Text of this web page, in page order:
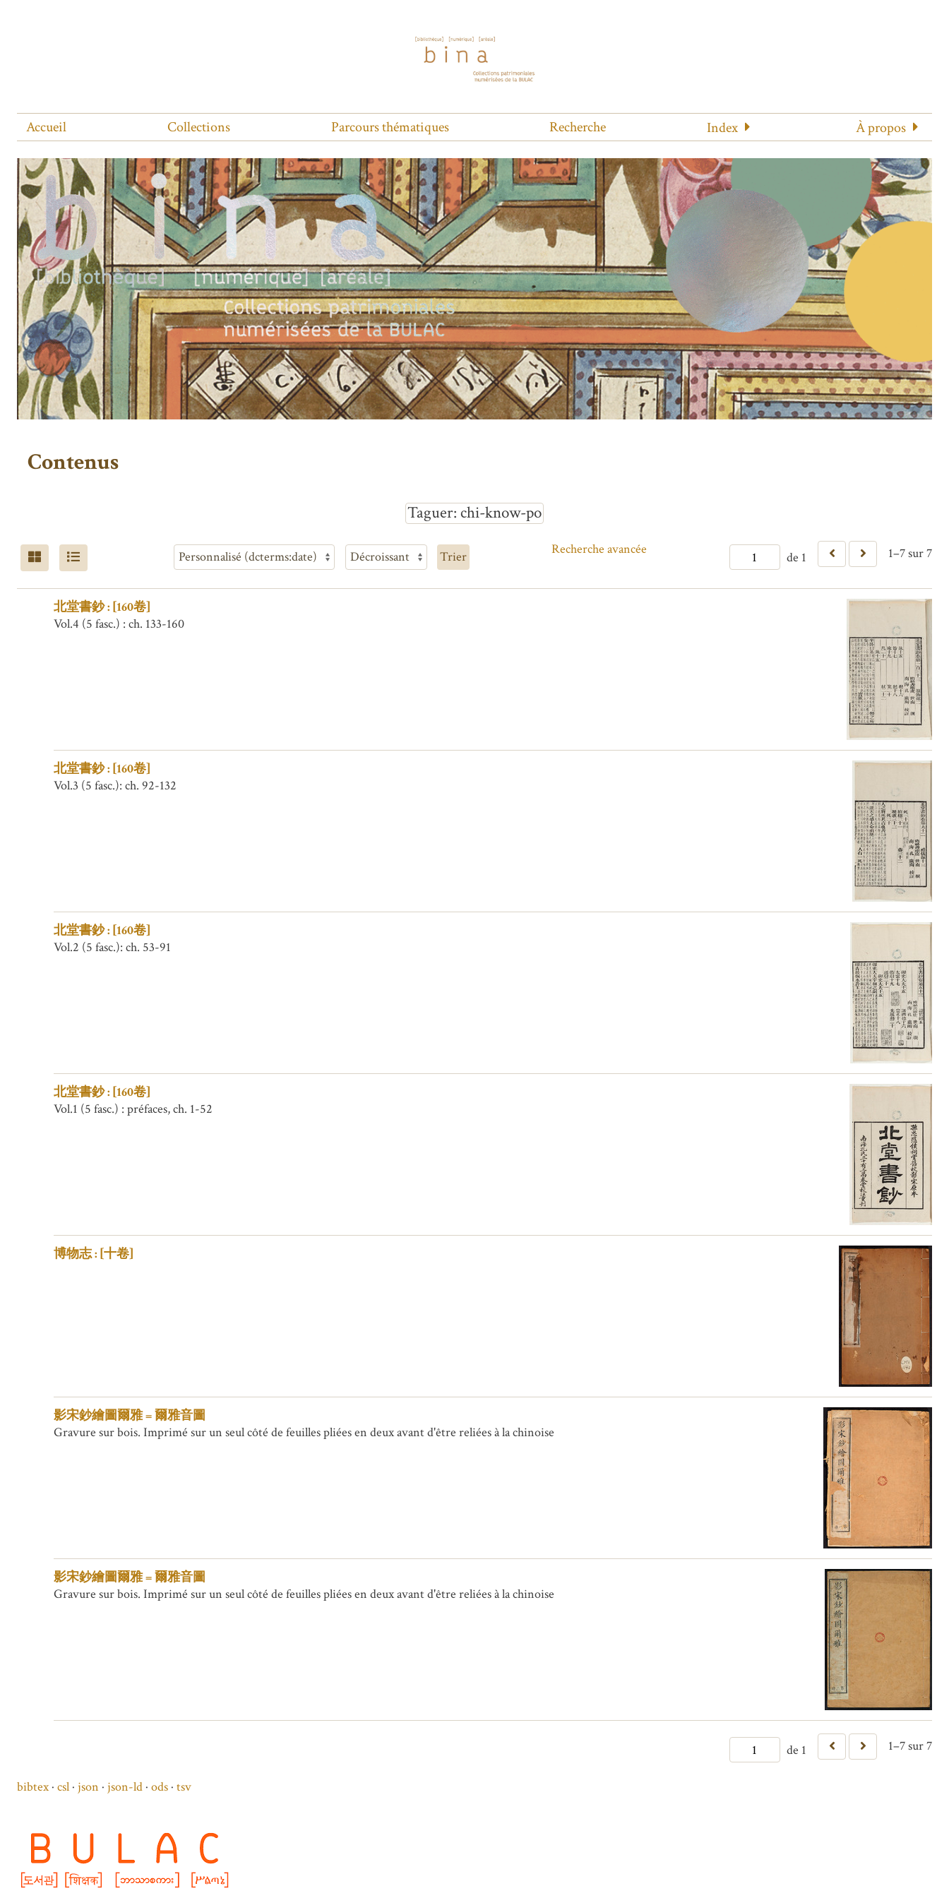
Accueil Collections Parcours thématiques Recherche Index À propos
Contenus
Taguer chi-know-po
de 1 1–7 sur 7
Recherche avancée
Trier
北堂書鈔 : [160卷]
Vol.4 (5 fasc.) : ch. 133-160
北堂書鈔 : [160卷]
Vol.3 (5 fasc.): ch. 92-132
北堂書鈔 : [160卷]
Vol.2 (5 fasc.): ch. 53-91
北堂書鈔 : [160卷]
Vol.1 (5 fasc.) : préfaces, ch. 1-52
博物志 : [十卷]
影宋鈔繪圖爾雅 = 爾雅音圖
Gravure sur bois. Imprimé sur un seul côté de feuilles pliées en deux avant d'être reliées à la chinoise
影宋鈔繪圖爾雅 = 爾雅音圖
Gravure sur bois. Imprimé sur un seul côté de feuilles pliées en deux avant d'être reliées à la chinoise
de 1 1–7 sur 7
bibtex csl json json-ld ods tsv